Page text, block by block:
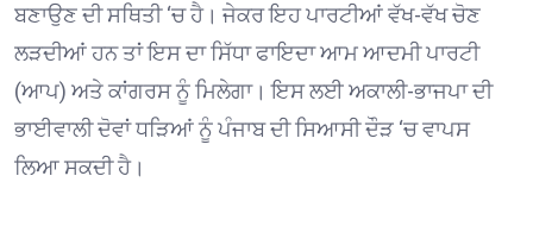
ਬਣਾਉਣ ਦੀ ਸਥਿਤੀ ‘ਚ ਹੈ। ਜੇਕਰ ਇਹ ਪਾਰਟੀਆਂ ਵੱਖ-ਵੱਖ ਚੋਣ
ਲੜਦੀਆਂ ਹਨ ਤਾਂ ਇਸ ਦਾ ਸਿੱਧਾ ਫਾਇਦਾ ਆਮ ਆਦਮੀ ਪਾਰਟੀ
(ਆਪ) ਅਤੇ ਕਾਂਗਰਸ ਨੂੰ ਮਿਲੇਗਾ। ਇਸ ਲਈ ਅਕਾਲੀ-ਭਾਜਪਾ ਦੀ
ਭਾਈਵਾਲੀ ਦੋਵਾਂ ਧੜਿਆਂ ਨੂੰ ਪੰਜਾਬ ਦੀ ਸਿਆਸੀ ਦੌੜ ‘ਚ ਵਾਪਸ
ਲਿਆ ਸਕਦੀ ਹੈ।